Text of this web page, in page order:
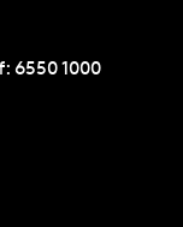
6550 1000